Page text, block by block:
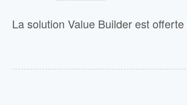
La solution Value Builder est